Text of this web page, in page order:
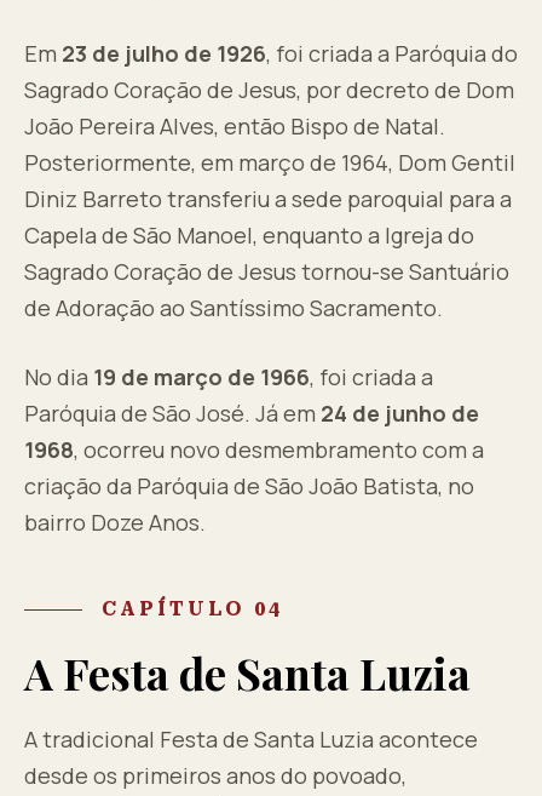
Em 23 de julho de 1926, foi criada a Paróquia do
Sagrado Coração de Jesus, por decreto de Dom
João Pereira Alves, então Bispo de Natal.
Posteriormente, em março de 1964, Dom Gentil
Diniz Barreto transferiu a sede paroquial para a
Capela de São Manoel, enquanto a Igreja do
Sagrado Coração de Jesus tornou-se Santuário
de Adoração ao Santíssimo Sacramento.
No dia 19 de março de 1966, foi criada a
Paróquia de São José. Já em 24 de junho de
1968, ocorreu novo desmembramento com a
criação da Paróquia de São João Batista, no
bairro Doze Anos.
CAPÍTULO 04
A Festa de Santa Luzia
A tradicional Festa de Santa Luzia acontece
desde os primeiros anos do povoado,